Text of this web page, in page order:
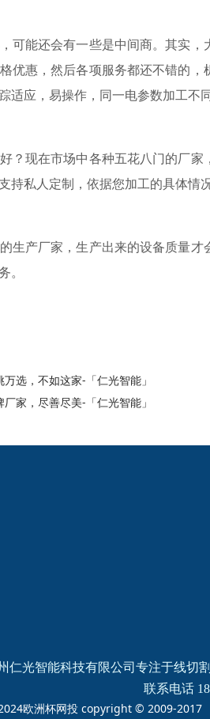
可能还会有一些是中间商。其实
优惠，然后各项服务都还不错的
适应，易操作，同一电参数加工不
？现在市场中各种五花八门的厂
持私人定制，依据您加工的具体情
的生产厂家，生产出来的设备质量
。
选，不如这家-「仁光智能」
家，尽善尽美-「仁光智能」
仁光智能科技有限公司专注于线切
联系电话
欧洲杯网投 copyright © 2009-2017